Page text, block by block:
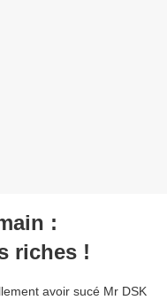
:
riches !
avoir sucé Mr DSK